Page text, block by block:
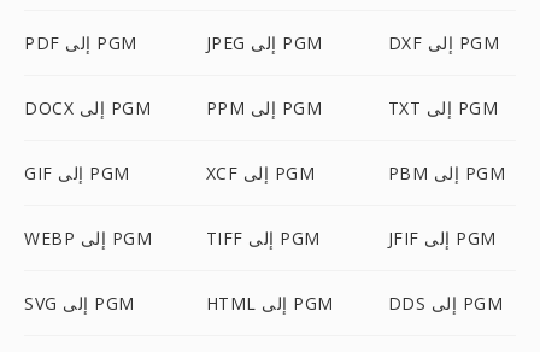
PDF إلى PGM JPEG إلى PGM DXF إلى PGM
DOCX إلى PGM PPM إلى PGM TXT إلى PGM
GIF إلى PGM XCF إلى PGM PBM إلى PGM
WEBP إلى PGM TIFF إلى PGM JFIF إلى PGM
SVG إلى PGM HTML إلى PGM DDS إلى PGM